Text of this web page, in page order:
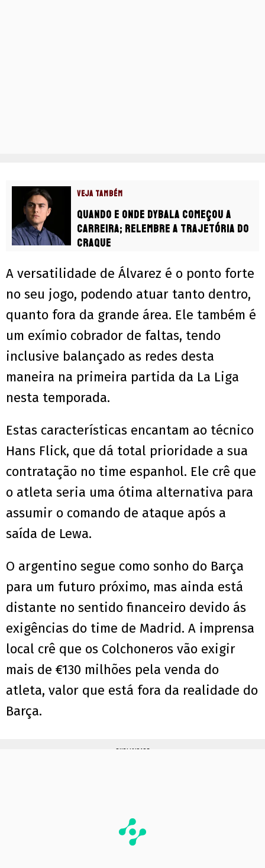
VEJA TAMBÉM
Quando e onde Dybala começou a
carreira; relembre a trajetória do
craque
A versatilidade de Álvarez é o ponto forte
no seu jogo, podendo atuar tanto dentro,
quanto fora da grande área. Ele também é
um exímio cobrador de faltas, tendo
inclusive balançado as redes desta
maneira na primeira partida da La Liga
nesta temporada.
Estas características encantam ao técnico
Hans Flick, que dá total prioridade a sua
contratação no time espanhol. Ele crê que
o atleta seria uma ótima alternativa para
assumir o comando de ataque após a
saída de Lewa.
O argentino segue como sonho do Barça
para um futuro próximo, mas ainda está
distante no sentido financeiro devido ás
exigências do time de Madrid. A imprensa
local crê que os Colchoneros vão exigir
mais de €130 milhões pela venda do
atleta, valor que está fora da realidade do
Barça.
PUBLICIDADE